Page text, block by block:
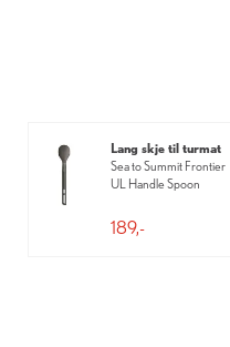
Lang skje til turmat
Sea to Summit Frontier
UL Handle Spoon
189,-